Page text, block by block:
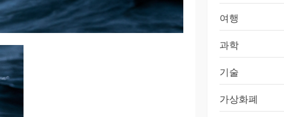
여행
과학
기술
가상화폐